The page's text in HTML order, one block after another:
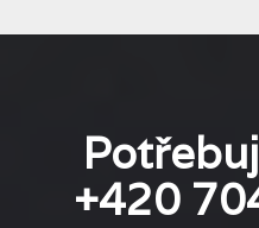
+420